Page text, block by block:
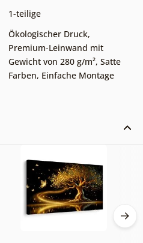
1-teilige
Ökologischer Druck,
Premium-Leinwand mit
Gewicht von 280 g/m², Satte
Farben, Einfache Montage